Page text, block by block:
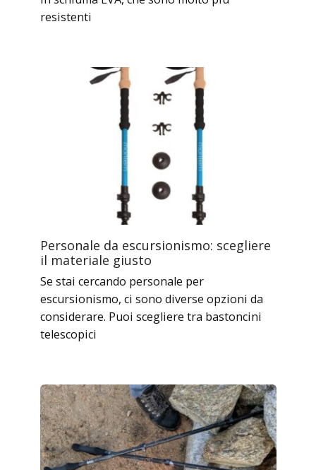
resistenti
Personale da escursionismo: scegliere
il materiale giusto
Se stai cercando personale per
escursionismo, ci sono diverse opzioni da
considerare. Puoi scegliere tra bastoncini
telescopici